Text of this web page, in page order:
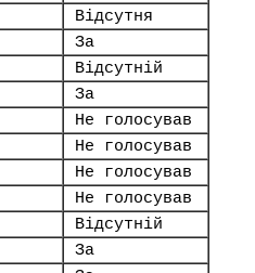
Відсутня
За
Відсутній
За
Не голосував
Не голосував
Не голосував
Не голосував
Відсутній
За